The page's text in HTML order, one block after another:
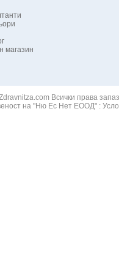
магазин
Всички права
на "Ню Ес Нет ЕООД" :